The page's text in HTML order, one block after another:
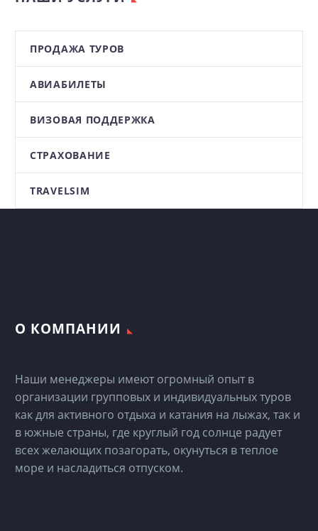
ПРОДАЖА ТУРОВ
АВИАБИЛЕТЫ
ВИЗОВАЯ ПОДДЕРЖКА
СТРАХОВАНИЕ
TRAVELSIM
О КОМПАНИИ
Наши менеджеры имеют огромный опыт в
организации групповых и индивидуальных туров
как для активного отдыха и катания на лыжах, так и
в южные страны, где круглый год солнце радует
всех желающих позагорать, окунуться в теплое
море и насладиться отпуском.